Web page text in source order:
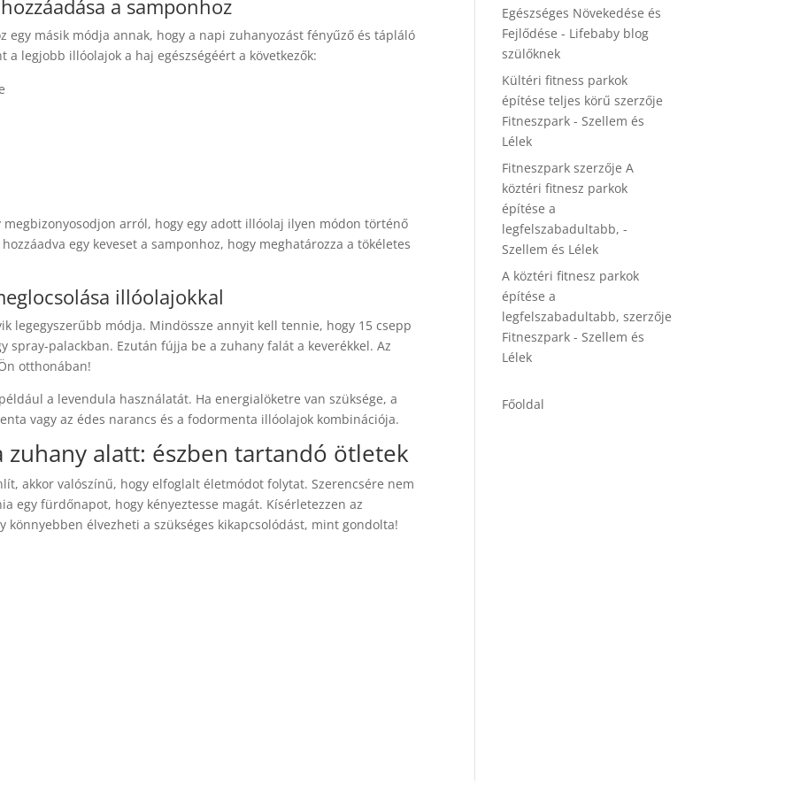
a samponhoz
egy másik módja annak, hogy a napi zuhanyozást fényűző és tápláló
legjobb illóolajok a haj egészségéért a következők:
arról, hogy egy adott illóolaj ilyen módon történő
egy keveset a samponhoz, hogy meghatározza a tökéletes
illóolajokkal
legegyszerűbb módja. Mindössze annyit kell tennie, hogy 15 csepp
spray-palackban. Ezután fújja be a zuhany falát a keverékkel. Az
otthonában!
a levendula használatát. Ha energialöketre van szüksége, a
vagy az édes narancs és a fodormenta illóolajok kombinációja.
zuhany alatt: észben tartandó ötletek
akkor valószínű, hogy elfoglalt életmódot folytat. Szerencsére nem
egy fürdőnapot, hogy kényeztesse magát. Kísérletezzen az
élvezheti a szükséges kikapcsolódást, mint gondolta!
Egészséges Növekedése és
Fejlődése - Lifebaby blog
szülőknek
Kültéri fitness parkok
építése teljes körű szerzője
Fitneszpark - Szellem és
Lélek
Fitneszpark szerzőjeA
köztéri fitnesz parkok
építése a
legfelszabadultabb, -
Szellem és Lélek
A köztéri fitnesz parkok
építése a
legfelszabadultabb, szerzője
Fitneszpark - Szellem és
Lélek
Főoldal